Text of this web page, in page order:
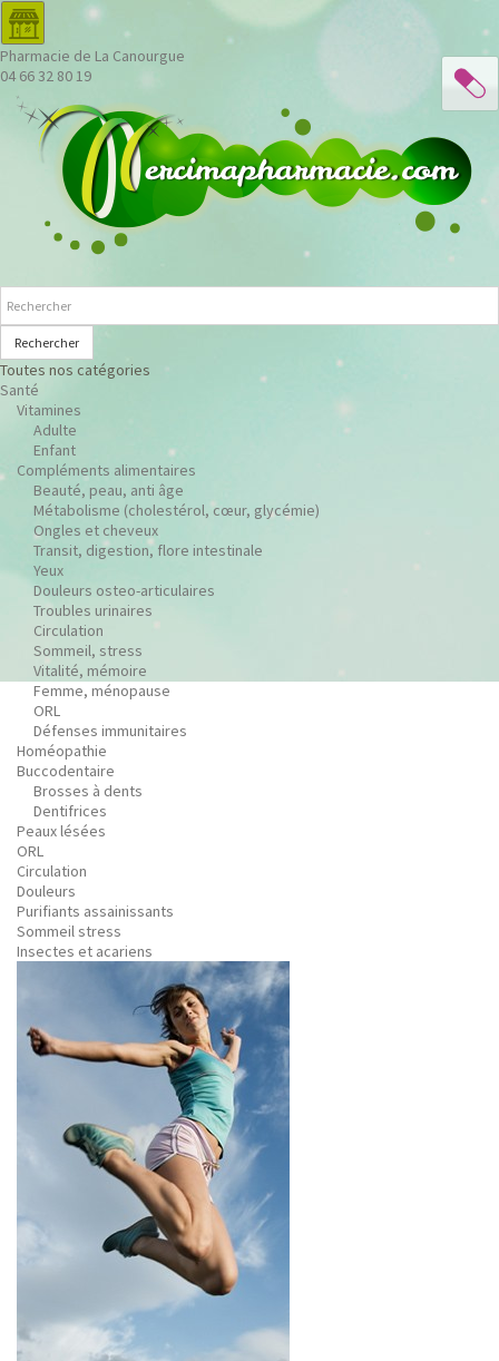
Pharmacie de La Canourgue
04 66 32 80 19
Rechercher
Toutes nos catégories
Santé
Vitamines
Adulte
Enfant
Compléments alimentaires
Beauté, peau, anti âge
Métabolisme (cholestérol, cœur, glycémie)
Ongles et cheveux
Transit, digestion, flore intestinale
Yeux
Douleurs osteo-articulaires
Troubles urinaires
Circulation
Sommeil, stress
Vitalité, mémoire
Femme, ménopause
ORL
Défenses immunitaires
Homéopathie
Buccodentaire
Brosses à dents
Dentifrices
Peaux lésées
ORL
Circulation
Douleurs
Purifiants assainissants
Sommeil stress
Insectes et acariens